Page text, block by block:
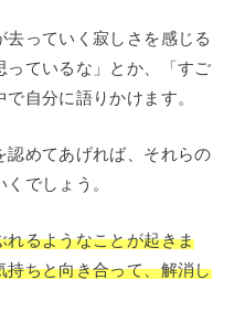
っていく寂しさを感じる
ているな」とか、「すご
自分に語りかけます。
めてあげれば、それらの
でしょう。
るようなことが起きま
ちと向き合って、解消し